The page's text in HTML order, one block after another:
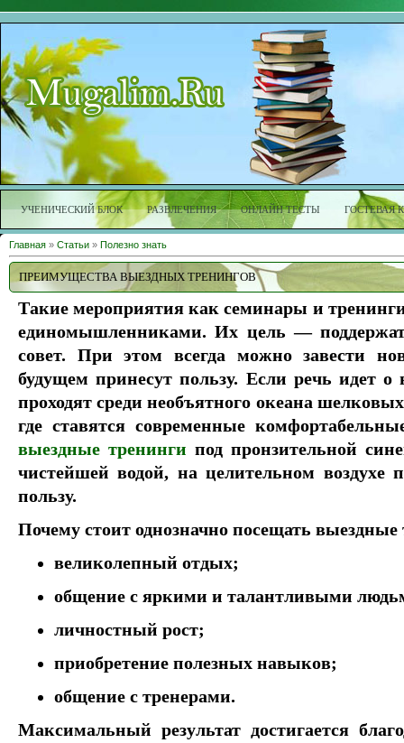
УЧЕНИЧЕСКИЙ БЛОК РАЗВЛЕЧЕНИЯ ОНЛАЙН ТЕСТЫ ГОСТЕВАЯ
Главная » Статьи » Полезно знать
ПРЕИМУЩЕСТВА ВЫЕЗДНЫХ ТРЕНИНГОВ
Такие мероприятия как семинары и
единомышленниками. Их цель —
совет. При этом всегда можно завести
будущем принесут пользу. Если речь идет
проходят среди необъятного океана
где ставятся современные
выездные тренинги под пронзительной
чистейшей водой, на целительном воздухе
пользу.
Почему стоит однозначно посещать
великолепный отдых;
общение с яркими и талантливыми
личностный рост;
приобретение полезных навыков;
общение с тренерами.
Максимальный результат достигается